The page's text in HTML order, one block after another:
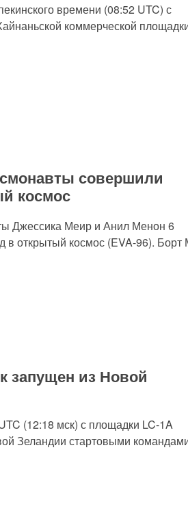
времени (08:52 UTC) с
коммерческой
совершили
космос
Джессика Меир и Анил Менон 6
в открытый космос (EVA-96).
запущен из Новой
(12:18 мск) с площадки LC-1A
Зеландии стартовыми